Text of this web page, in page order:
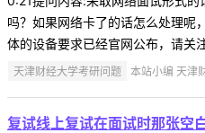
吗？如果网络卡了的话怎么处理呢
体的设备要求已经官网公布，请关
天津财经大学考研问题 本站小编 天津
复试线上复试在面试时那张空